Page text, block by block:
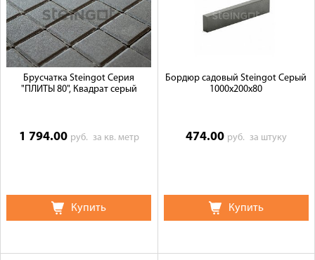
Брусчатка Steingot Серия
"ПЛИТЫ 80", Квадрат серый
1 794.00 руб. за кв. метр
Купить
Бордюр садовый Steingot Серый
1000х200х80
474.00 руб. за штуку
Купить